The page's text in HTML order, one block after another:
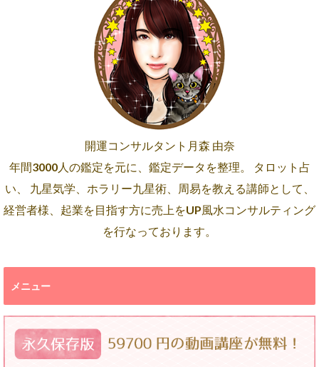
開運コンサルタント月森 由奈
年間3000人の鑑定を元に、鑑定データを整理。 タロット占
い、 九星気学、ホラリー九星術、周易を教える講師として、
経営者様、起業を目指す方に売上をUP風水コンサルティング
を行なっております。
メニュー